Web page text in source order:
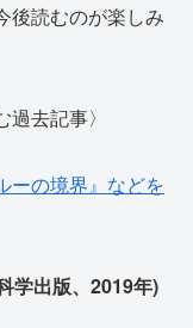
後読むのが楽しみ
去記事〉
ーの境界』などを
学出版、2019年)